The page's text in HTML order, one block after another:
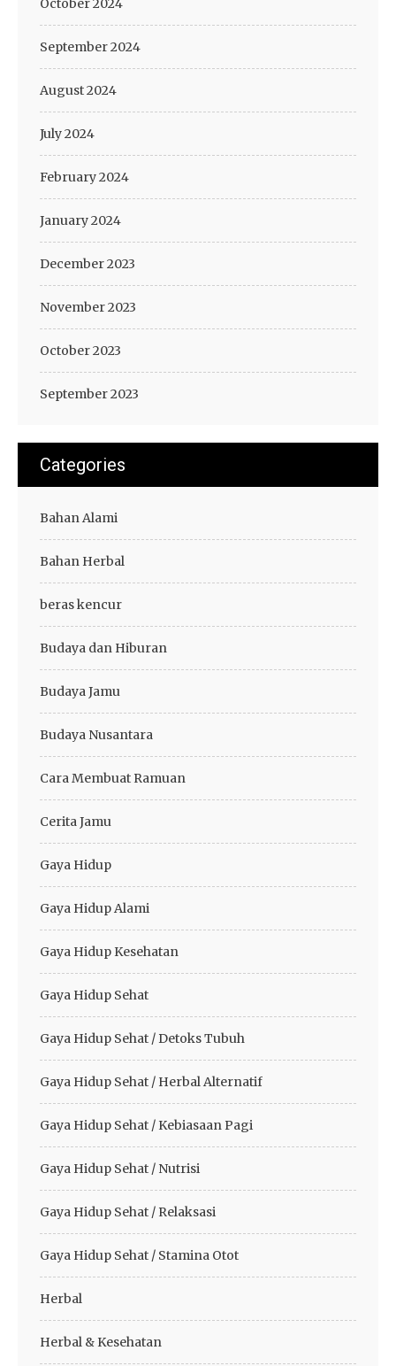
October 2024
September 2024
August 2024
July 2024
February 2024
January 2024
December 2023
November 2023
October 2023
September 2023
Categories
Bahan Alami
Bahan Herbal
beras kencur
Budaya dan Hiburan
Budaya Jamu
Budaya Nusantara
Cara Membuat Ramuan
Cerita Jamu
Gaya Hidup
Gaya Hidup Alami
Gaya Hidup Kesehatan
Gaya Hidup Sehat
Gaya Hidup Sehat / Detoks Tubuh
Gaya Hidup Sehat / Herbal Alternatif
Gaya Hidup Sehat / Kebiasaan Pagi
Gaya Hidup Sehat / Nutrisi
Gaya Hidup Sehat / Relaksasi
Gaya Hidup Sehat / Stamina Otot
Herbal
Herbal & Kesehatan